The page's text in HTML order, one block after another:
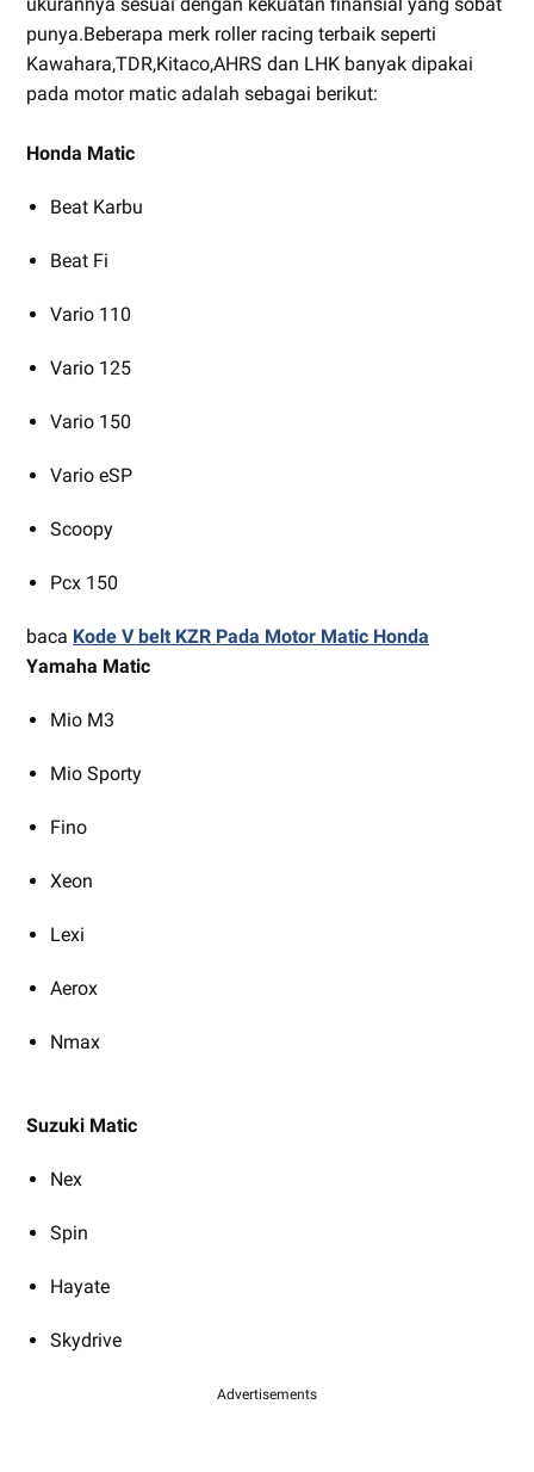
punya.Beberapa merk roller racing terbaik seperti
Kawahara,TDR,Kitaco,AHRS dan LHK banyak dipakai
pada motor matic adalah sebagai berikut:
Honda Matic
Beat Karbu
Beat Fi
Vario 110
Vario 125
Vario 150
Vario eSP
Scoopy
Pcx 150
baca Kode V belt KZR Pada Motor Matic Honda
Yamaha Matic
Mio M3
Mio Sporty
Fino
Xeon
Lexi
Aerox
Nmax
Suzuki Matic
Nex
Spin
Hayate
Skydrive
Advertisements